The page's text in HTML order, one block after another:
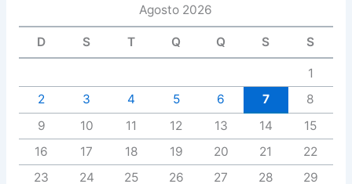
Agosto 2026
D S T Q Q S S
1
2
3 4 5 6 7
8
9
10 11 12 13 14
15
16
17 18 19 20 21
22
23
24 25 26 27 28
29